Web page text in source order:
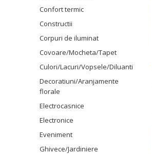
Confort termic
Constructii
Corpuri de iluminat
Covoare/Mocheta/Tapet
Culori/Lacuri/Vopsele/Diluanti
Decoratiuni/Aranjamente
florale
Electrocasnice
Electronice
Eveniment
Ghivece/Jardiniere